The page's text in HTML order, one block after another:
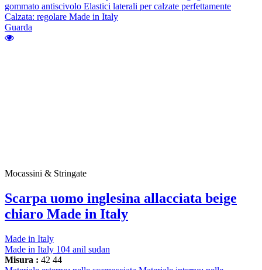
gommato antiscivolo Elastici laterali per calzate perfettamente
Calzata: regolare Made in Italy
Guarda
Mocassini & Stringate
Scarpa uomo inglesina allacciata beige
chiaro Made in Italy
Made in Italy
Made in Italy 104 anil sudan
Misura : 42 44